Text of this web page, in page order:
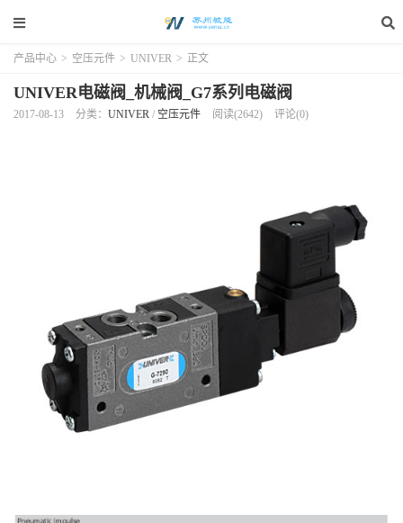
产品中心 > 空压元件 > UNIVER > 正文
UNIVER电磁阀_机械阀_G7系列电磁阀
2017-08-13 分类： UNIVER / 空压元件 阅读(2642) 评论(0)